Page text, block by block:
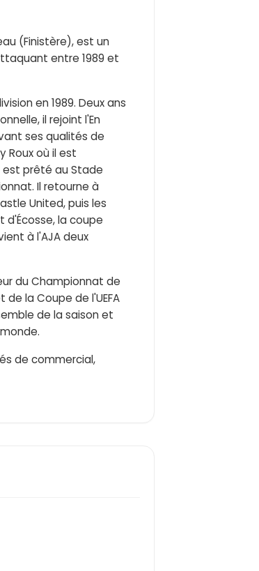
(Finistère), est un
entre 1989 et
en 1989. Deux ans
il rejoint l'En
ses qualités de
Roux où il est
est prêté au Stade
Il retourne à
United, puis les
d'Écosse, la coupe
à l'AJA deux
du Championnat de
la Coupe de l'UEFA
de la saison et
de commercial,